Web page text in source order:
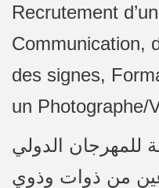
Recrutement
Communication,
des signes,
un Photographe/
للمهرجان الدولي
من ذوات وذوي